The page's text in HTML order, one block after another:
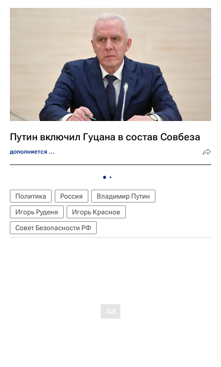
Путин включил Гуцана в состав Совбеза
дополняется ...
Политика Россия
Владимир Путин
Игорь Руденя
Игорь Краснов
Совет Безопасности РФ